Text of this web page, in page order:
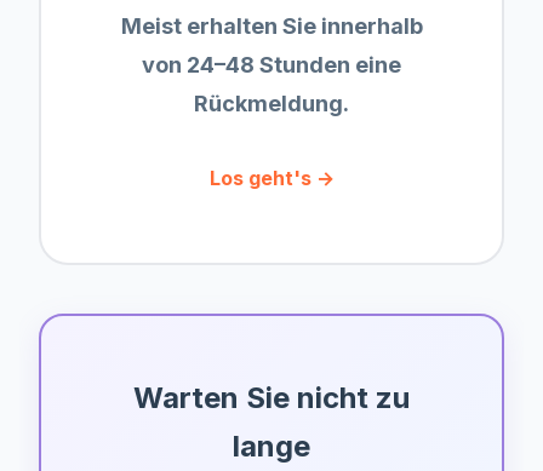
Meist erhalten Sie innerhalb
von 24–48 Stunden eine
Rückmeldung.
Los geht's →
Warten Sie nicht zu
lange